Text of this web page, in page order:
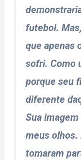
futebol.
que apenas
sofri. Como
porque seu
diferente
Sua
meus olhos.
tomaram